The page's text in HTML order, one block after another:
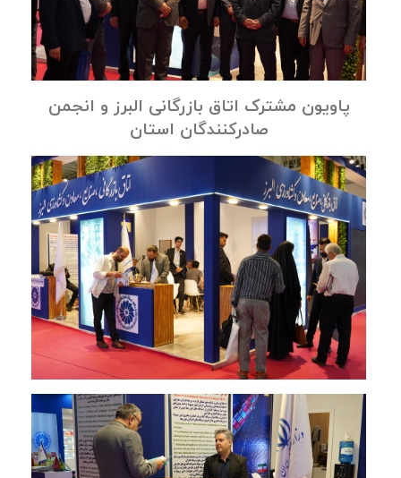
پاویون مشترک اتاق بازرگانی البرز و انجمن
صادرکنندگان استان